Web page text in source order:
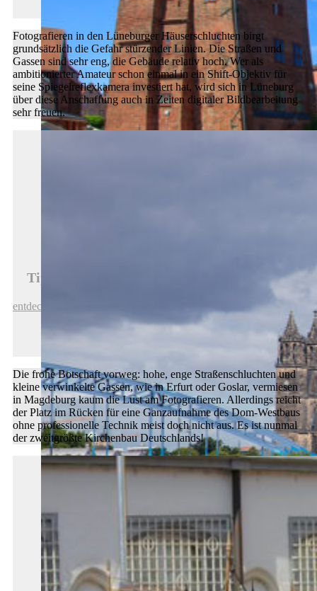
Tipps für schöne Urlaubsfotos in Lüneburg
entdecken
Fotografieren in den Lüneburger Häuserschluchten birgt
grundsätzlich die Gefahr stürzender Linien. Die Straßen und
Gassen sind sehr eng, die Gebäude relativ hoch. Wer als
ambitionierter Amateur schon einmal in ein Shift-Objektiv für
seine Spiegelreflexkamera investiert hat, wird sich in Lüneburg
über diese Anschaffung auch in Zeiten digitaler Bildbearbeitung
sehr freuen.
Die frohe Botschaft vorweg: hohe, enge Straßenschluchten und
kleine verwinkelte Gassen, wie in Erfurt oder Goslar, vermiesen
in Magdeburg kaum die Lust am Fotografieren. Allerdings reicht
der Platz im Rücken für eine Ganzaufnahme des Dom-Westbaus
ohne professionelle Technik meist doch nicht aus. Es ist nunmal
der zweitgrößte Kirchenbau Deutschlands!